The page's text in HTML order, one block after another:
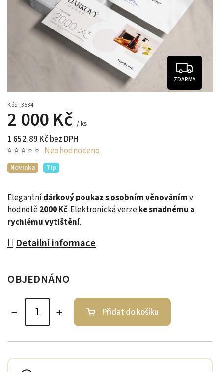
ZDARMA
Kód: 3534
2 000 Kč / ks
1 652,89 Kč bez DPH
Novinka Tip
Neohodnoceno
Elegantnídárkový poukaz s osobním věnovánímv
hodnotě2000 Kč. Elektronická verzeke snadnému a
rychlému vytištění.
Detailní informace
OBJEDNÁNO
Přidat do košíku